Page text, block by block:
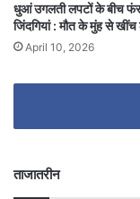
धुआं उगलती लपटों के बीच
जिंदगियां : मौत के मुंह से खींच
April 10, 2026
ताजातरीन